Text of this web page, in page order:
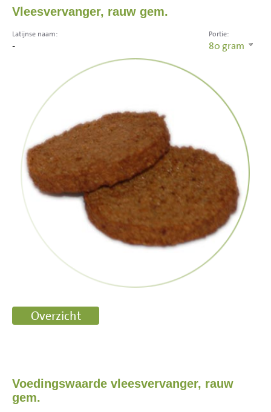
Vleesvervanger, rauw gem.
Portie:
80 gram
Latijnse naam:
-
Voedingswaarde vleesvervanger, rauw
gem.